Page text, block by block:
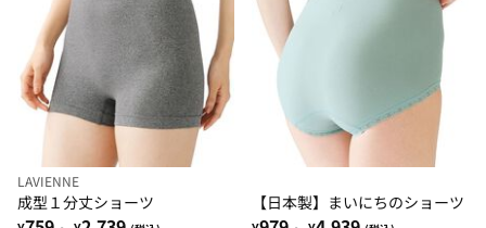
LAVIENNE
成型１分丈ショーツ 【日本製】まいにちのショーツ